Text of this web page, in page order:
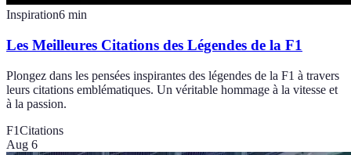
Inspiration6 min
Les Meilleures Citations des Légendes de la F1
Plongez dans les pensées inspirantes des légendes de la F1 à travers
leurs citations emblématiques. Un véritable hommage à la vitesse et
à la passion.
F1Citations
Aug 6